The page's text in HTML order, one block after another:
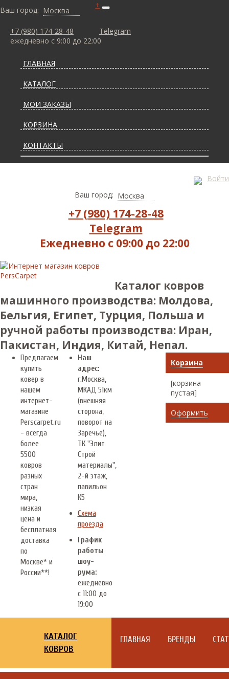
Ваш город: Москва
+7 (980) 174-28-48
Telegram
ежедневно с 9:00 до 22:00
+
ГЛАВНАЯ
КАТАЛОГ
МОИ ЗАКАЗЫ
КОРЗИНА
КОНТАКТЫ
ДОСТАВКА И ОПЛАТА
Войти
Ваш город: Москва
+7 (980) 174-28-48
Telegram
Ежедневно с 09:00 до 22:00
Каталог ковров
машинного производства: Молдова,
Бельгия, Египет, Турция, Польша и
ручной работы производства: Иран,
Пакистан, Индия, Китай, Непал.
Предлагаем
купить
ковер в
нашем
интернет-
магазине
Perscarpet.ru
- всегда
более
5500
ковров
разных
стран
мира,
низкая
цена и
бесплатная
доставка
по
Москве* и
России**!
Наш
адрес:
г.Москва
МКАД 51км
(внешняя
сторона,
поворот на
Заречье),
ТК "Элит
Строй
материалы",
2-й этаж,
павильон
К5
Схема
проезда
График
работы
шоу-
рума:
ежедневно
с 11:00 до
19:00
Корзина
[корзина
пустая]
Оформить
КАТАЛОГ
КОВРОВ
ГЛАВНАЯ БРЕНДЫ